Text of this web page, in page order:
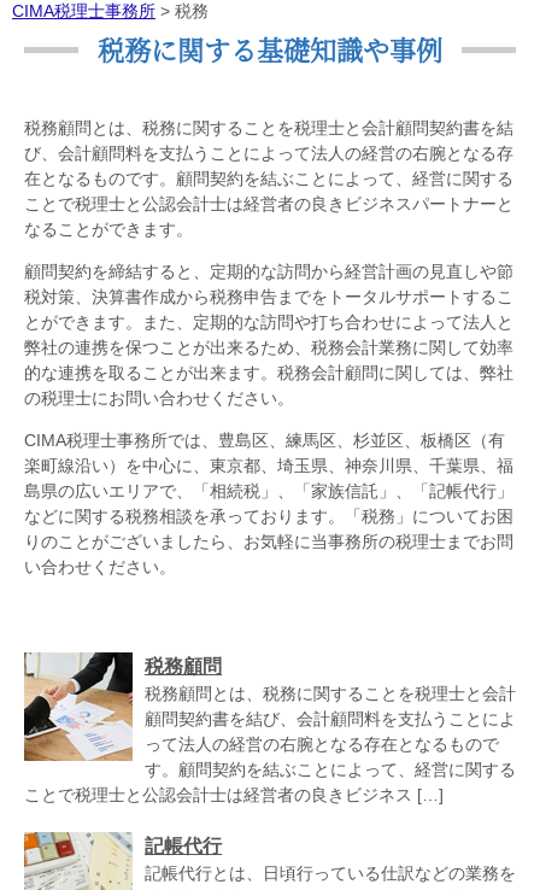
CIMA税理士事務所 > 税務
税務に関する基礎知識や事例
税務顧問とは、税務に関することを税理士と会計顧問契約書を結
び、会計顧問料を支払うことによって法人の経営の右腕となる存
在となるものです。顧問契約を結ぶことによって、経営に関する
ことで税理士と公認会計士は経営者の良きビジネスパートナーと
なることができます。
顧問契約を締結すると、定期的な訪問から経営計画の見直しや節
税対策、決算書作成から税務申告までをトータルサポートするこ
とができます。また、定期的な訪問や打ち合わせによって法人と
弊社の連携を保つことが出来るため、税務会計業務に関して効率
的な連携を取ることが出来ます。税務会計顧問に関しては、弊社
の税理士にお問い合わせください。
CIMA税理士事務所では、豊島区、練馬区、杉並区、板橋区（有
楽町線沿い）を中心に、東京都、埼玉県、神奈川県、千葉県、福
島県の広いエリアで、「相続税」、「家族信託」、「記帳代行」
などに関する税務相談を承っております。「税務」についてお困
りのことがございましたら、お気軽に当事務所の税理士までお問
い合わせください。
税務顧問
税務顧問とは、税務に関することを税理士と会計
顧問契約書を結び、会計顧問料を支払うことによ
って法人の経営の右腕となる存在となるもので
す。顧問契約を結ぶことによって、経営に関する
ことで税理士と公認会計士は経営者の良きビジネス […]
記帳代行
記帳代行とは、日頃行っている仕訳などの業務を